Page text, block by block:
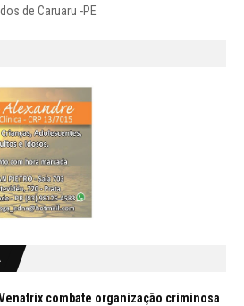
de Caruaru -PE
combate organização criminosa